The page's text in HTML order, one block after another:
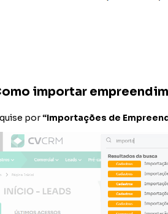
importar
por“Importações de